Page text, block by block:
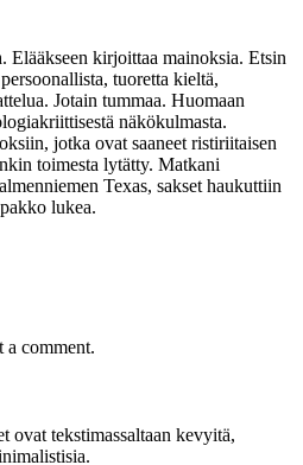
kirjoittaa mainoksia. Etsin
tuoretta kieltä,
Jotain tummaa. Huomaan
näkökulmasta.
jotka ovat saaneet ristiriitaisen
toimesta lytätty. Matkani
Texas, sakset haukuttiin
lukea.
a comment.
ovat tekstimassaltaan kevyitä,